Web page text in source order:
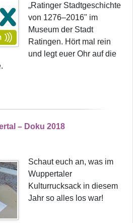
„Ratinger Stadtgeschichte
von 1276–2016" im
Museum der Stadt
Ratingen. Hört mal rein
und legt euer Ohr auf die
– Doku 2018
Schaut euch an, was im
Wuppertaler
Kulturrucksack in diesem
Jahr so alles los war!